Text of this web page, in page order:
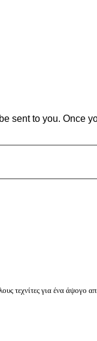
sent to you.
τεχνίτες για ένα άψογο